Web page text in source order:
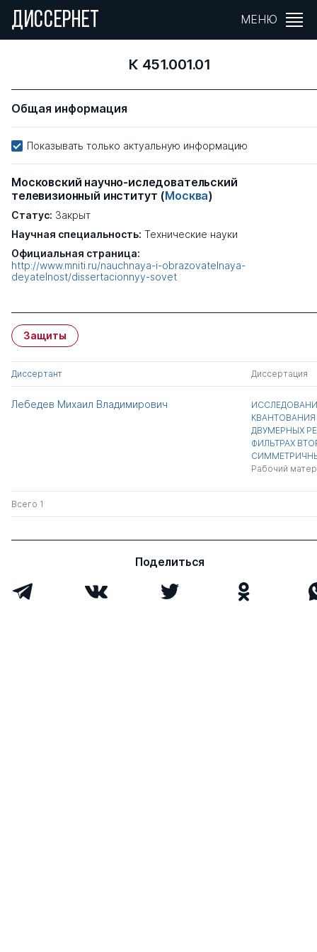
ДИССЕРНЕТ МЕНЮ
К 451.001.01
Общая информация
Показывать только актуальную информацию
Московский научно-иследовательский
телевизионный институт (Москва)
Статус: Закрыт
Научная специальность: Технические науки
Официальная страница:
http://www.mniti.ru/nauchnaya-i-obrazovatelnaya-
deyatelnost/dissertacionnyy-sovet
Защиты
Диссертант Диссертация
Лебедев Михаил Владимирович
ДВУМЕРНЫХ
ФИЛЬТРАХ
Рабочий
Всего 1
Поделиться